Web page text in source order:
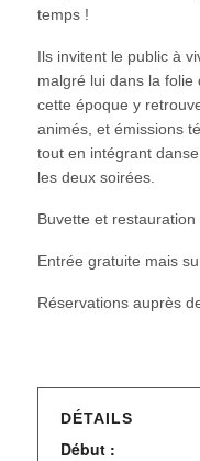
temps !
Ils invitent le public à
malgré lui dans la
cette époque y
animés, et émissions
tout en intégrant
les deux soirées.
Buvette et restauration
Entrée gratuite mais
Réservations auprès
DÉTAILS
Début :